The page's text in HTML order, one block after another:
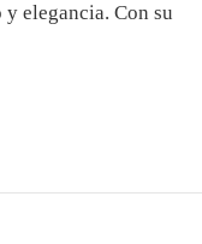
elegancia. Con su